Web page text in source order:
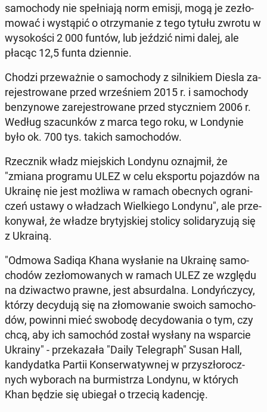
sa­mo­cho­dy nie speł­nia­ją norm emisji, mogą je ze­zło­
mo­wać i wy­stą­pić o otrzy­ma­nie z tego tytułu zwrotu w
wy­so­ko­ści 2 000 funtów, lub jeździć nimi dalej, ale
płacąc 12,5 funta dzien­nie.
Chodzi prze­waż­nie o sa­mo­cho­dy z sil­ni­kiem Diesla za­
re­je­stro­wa­ne przed wrze­śniem 2015 r. i sa­mo­cho­dy
ben­zy­no­we za­re­je­stro­wa­ne przed stycz­niem 2006 r.
Według sza­cun­ków z marca tego roku, w Lon­dy­nie
było ok. 700 tys. takich sa­mo­cho­dów.
Rzecz­nik władz miej­skich Londynu oznaj­mił, że
"zmiana pro­gra­mu ULEZ w celu eks­por­tu po­jaz­dów na
Ukrainę nie jest możliwa w ramach obec­nych ogra­ni­
czeń ustawy o wła­dzach Wiel­kie­go Londynu", ale prze­
ko­ny­wał, że władze bry­tyj­skiej stolicy so­li­da­ry­zu­ją się
z Ukrainą.
"Odmowa Sadiqa Khana wy­sła­nie na Ukrainę sa­mo­
cho­dów ze­zło­mo­wa­nych w ramach ULEZ ze względu
na dzi­wac­two prawne, jest ab­sur­dal­na. Lon­dyń­czy­cy,
którzy de­cy­du­ją się na zło­mo­wa­nie swoich sa­mo­cho­
dów, powinni mieć swobodę de­cy­do­wa­nia o tym, czy
chcą, aby ich sa­mo­chód został wysłany na wspar­cie
Ukrainy" - prze­ka­za­ła "Daily Te­le­graph" Susan Hall,
kan­dy­dat­ka Partii Kon­ser­wa­tyw­nej w przy­szło­rocz­
nych wy­bo­rach na bur­mi­strza Londynu, w których
Khan będzie się ubiegał o trzecią ka­den­cję.